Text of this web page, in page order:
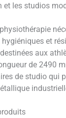
et les studios
et
aux
de 2490
de studio qui